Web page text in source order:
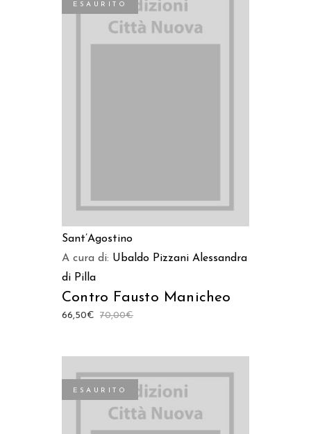
ESAURITO
Sant’Agostino
A cura di: Ubaldo Pizzani Alessandra
di Pilla
Contro Fausto Manicheo
70,00€
66,50€
ESAURITO